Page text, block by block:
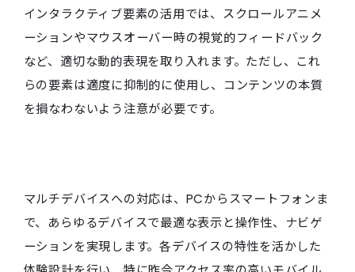
インタラクティブ要素の活用では、スクロールアニメ
ーションやマウスオーバー時の視覚的フィードバック
など、適切な動的表現を取り入れます。ただし、これ
らの要素は適度に抑制的に使用し、コンテンツの本質
を損なわないよう注意が必要です。
マルチデバイスへの対応は、PCからスマートフォンま
で、あらゆるデバイスで最適な表示と操作性、ナビゲ
ーションを実現します。各デバイスの特性を活かした